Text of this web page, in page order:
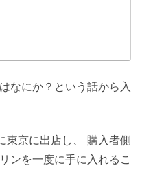
なにか？という話から入
東京に出店し、 購入者側
ンを一度に手に入れるこ